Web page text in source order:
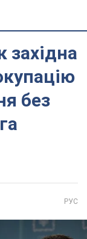
західна
без
РУС